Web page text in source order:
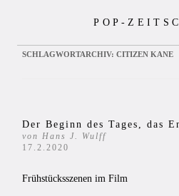
POP-
SCHLAGWORTARCHIV: CITIZEN KANE
Der Beginn des Tages, das
von Hans J. Wulff
17.2.2020
Frühstücksszenen im Film